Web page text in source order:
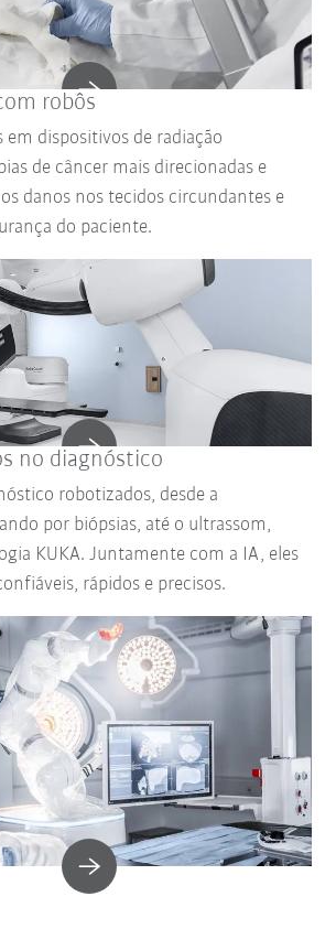
robôs
em dispositivos de radiação
de câncer mais direcionadas e
danos nos tecidos circundantes e
do paciente.
no diagnóstico
robotizados, desde a
por biópsias, até o ultrassom,
KUKA. Juntamente com a IA, eles
rápidos e precisos.